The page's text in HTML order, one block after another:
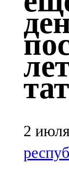
106,1
Кама
71,51
107,9
102,1
2